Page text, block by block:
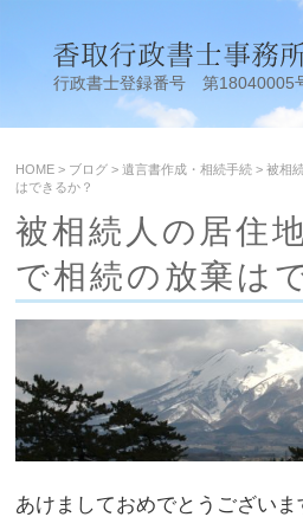
行政書士登録番号 第18040005
HOME > ブログ >遺言書作成・相続手続 >被相
はできるか？
被相続人の居住
で相続の放棄は
あけましておめでとうございま